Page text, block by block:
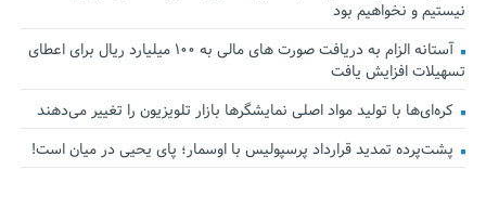
نیستیم و نخواهیم بود
آستانه الزام به دریافت صورت های مالی به ۱۰۰ میلیارد ریال برای اعطای
تسهیلات افزایش یافت
کره‌ای‌ها با تولید مواد اصلی نمایشگرها بازار تلویزیون را تغییر می‌دهند
پشت‌پرده تمدید قرارداد پرسپولیس با اوسمار؛ پای یحیی در میان است!